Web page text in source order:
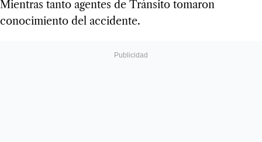
Mientras tanto agentes de Tránsito tomaron
conocimiento del accidente.